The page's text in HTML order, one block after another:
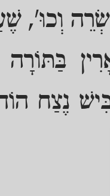
וְכוּ',
נֶצַח